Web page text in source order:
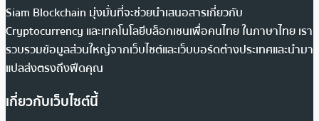
Siam Blockchain มุ่งมั่นที่จะช่วยนำเสนอสารเกี่ยวกับ
Cryptocurrency และเทคโนโลยีบล็อกเชนเพื่อคนไทย ในภาษาไทย เรา
รวบรวมข้อมูลส่วนใหญ่จากเว็บไซต์และเว็บบอร์ดต่างประเทศและนำมา
แปลส่งตรงถึงฟีดคุณ
เกี่ยวกับเว็บไซต์นี้